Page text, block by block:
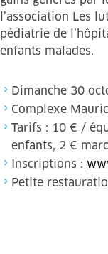
l’association Les
pédiatrie de
enfants malades.
Dimanche 30
Complexe
Tarifs : 10 € /
enfants, 2 €
Inscriptions :
Petite